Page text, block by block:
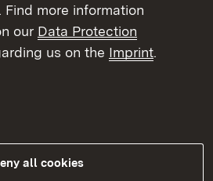
Antragsberechtigten sind
zu entnehmen
unter
die Fachstelle
und Maßnahmen